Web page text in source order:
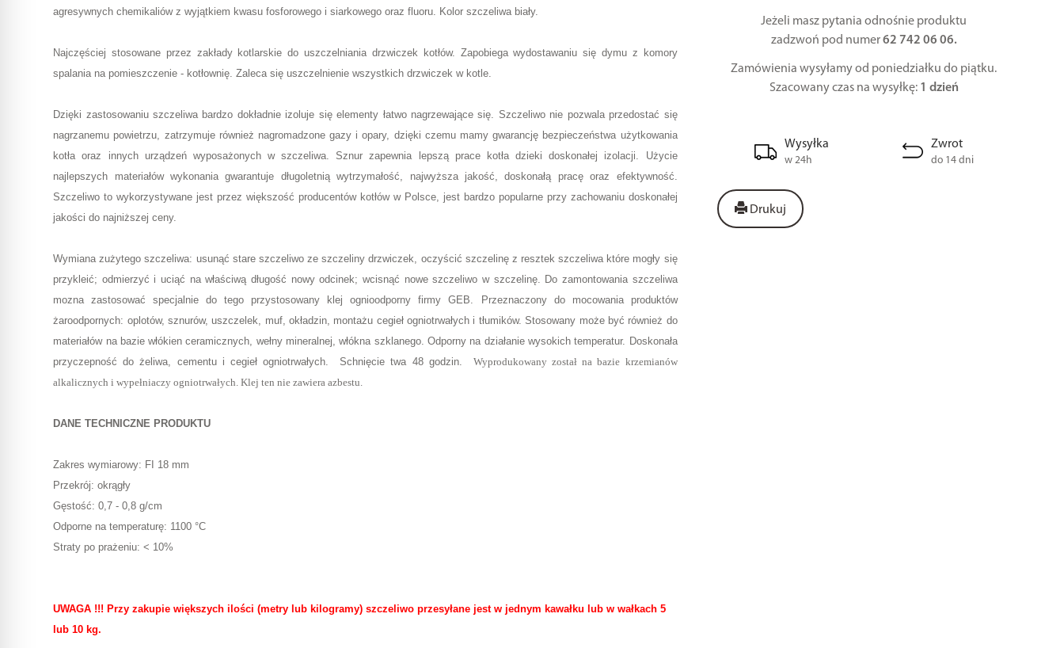
Jeżeli masz pytania odnośnie produktu
zadzwoń pod numer62 742 06 06.
Zamówienia wysyłamy od poniedziałku do piątku.
Szacowany czas na wysyłkę: 1 dzień
Wysyłka
w 24h
Zwrot
do 14 dni
Drukuj
agresywnych chemikaliów z wyjątkiem kwasu fosforowego i siarkowego oraz fluoru. Kolor szczeliwa biały.
Najczęściej stosowane przez zakłady kotlarskie do uszczelniania drzwiczek kotłów. Zapobiega wydostawaniu się dymu z komory
spalania na pomieszczenie - kotłownię. Zaleca się uszczelnienie wszystkich drzwiczek w kotle.
Dzięki zastosowaniu szczeliwa bardzo dokładnie izoluje się elementy łatwo nagrzewające się. Szczeliwo nie pozwala przedostać się
nagrzanemu powietrzu, zatrzymuje również nagromadzone gazy i opary, dzięki czemu mamy gwarancję bezpieczeństwa użytkowania
kotła oraz innych urządzeń wyposażonych w szczeliwa. Sznur zapewnia lepszą prace kotła dzieki doskonałej izolacji. Użycie
najlepszych materiałów wykonania gwarantuje długoletnią wytrzymałość, najwyższa jakość, doskonałą pracę oraz efektywność.
Szczeliwo to wykorzystywane jest przez większość producentów kotłów w Polsce, jest bardzo popularne przy zachowaniu doskonałej
jakości do najniższej ceny.
Wymiana zużytego szczeliwa: usunąć stare szczeliwo ze szczeliny drzwiczek, oczyścić szczelinę z resztek szczeliwa które mogły się
przykleić; odmierzyć i uciąć na właściwą długość nowy odcinek; wcisnąć nowe szczeliwo w szczelinę. Do zamontowania szczeliwa
mozna zastosować specjalnie do tego przystosowany klej ognioodporny firmy GEB. Przeznaczony do mocowania produktów
żaroodpornych: oplotów, sznurów, uszczelek, muf, okładzin, montażu cegieł ogniotrwałych i tłumików. Stosowany może być również do
materiałów na bazie włókien ceramicznych, wełny mineralnej, włókna szklanego. Odporny na działanie wysokich temperatur. Doskonała
przyczepność do żeliwa, cementu i cegieł ogniotrwałych. Schnięcie twa 48 godzin.Wyprodukowany został na bazie krzemianów
alkalicznych i wypełniaczy ogniotrwałych. Klej ten nie zawiera azbestu.
DANE TECHNICZNE PRODUKTU
Zakres wymiarowy: FI 18 mm
Przekrój: okrągły
Gęstość: 0,7 - 0,8 g/cm
Odporne na temperaturę: 1100 °C
Straty po prażeniu: < 10%
UWAGA !!! Przy zakupie większych ilości (metry lub kilogramy) szczeliwo przesyłane jest w jednym kawałku lub w wałkach 5
lub 10 kg.